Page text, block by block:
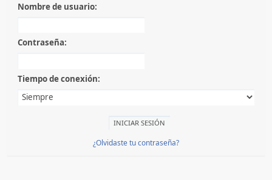
Nombre de usuario:
Contraseña:
Tiempo de conexión:
¿Olvidaste tu contraseña?